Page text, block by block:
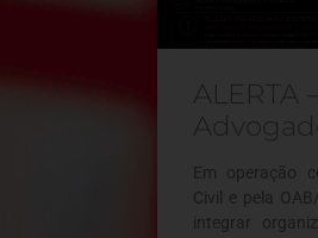
ALERTA
Em operação
Civil e pela
integrar